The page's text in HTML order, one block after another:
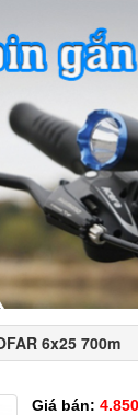
6x25 700m
Giá bán: